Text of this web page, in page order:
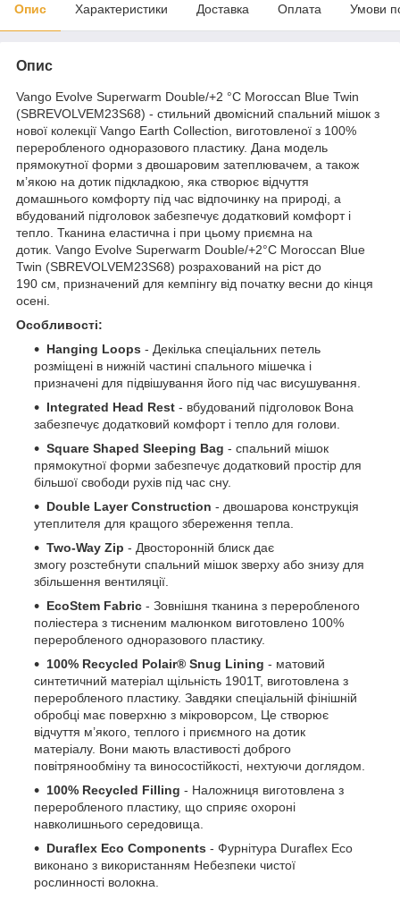
Опис Характеристики Доставка Оплата Умови
Опис
Vango Evolve Superwarm Double/+2 °C Moroccan Blue Twin
(SBREVOLVEM23S68) - стильний двомісний спальний мішок з
нової колекції Vango Earth Collection, виготовленої з 100%
переробленого одноразового пластику. Дана модель
прямокутної форми з двошаровим затеплювачем, а також
м’якою на дотик підкладкою, яка створює відчуття
домашнього комфорту під час відпочинку на природі, а
вбудований підголовок забезпечує додатковий комфорт і
тепло. Тканина еластична і при цьому приємна на
дотик. Vango Evolve Superwarm Double/+2°C Moroccan Blue
Twin (SBREVOLVEM23S68) розрахований на ріст до
190 см, призначений для кемпінгу від початку весни до кінця
осені.
Особливості:
Hanging Loops - Декілька спеціальних петель
розміщені в нижній частині спального мішечка і
призначені для підвішування його під час висушування.
Integrated Head Rest - вбудований підголовок Вона
забезпечує додатковий комфорт і тепло для голови.
Square Shaped Sleeping Bag - спальний мішок
прямокутної форми забезпечує додатковий простір для
більшої свободи рухів під час сну.
Double Layer Construction - двошарова конструкція
утеплителя для кращого збереження тепла.
Two-Way Zip - Двосторонній блиск дає
змогу розстебнути спальний мішок зверху або знизу для
збільшення вентиляції.
EcoStem Fabric - Зовнішня тканина з переробленого
поліестера з тисненим малюнком виготовлено 100%
переробленого одноразового пластику.
100% Recycled Polair® Snug Lining - матовий
синтетичний матеріал щільність 1901T, виготовлена з
переробленого пластику. Завдяки спеціальній фінішній
обробці має поверхню з мікроворсом, Це створює
відчуття м’якого, теплого і приємного на дотик
матеріалу. Вони мають властивості доброго
повітрянообміну та виносостійкості, нехтуючи доглядом.
100% Recycled Filling - Наложниця виготовлена з
переробленого пластику, що сприяє охороні
навколишнього середовища.
Duraflex Eco Components - Фурнітура Duraflex Eco
виконано з використанням Небезпеки чистої
рослинності волокна.